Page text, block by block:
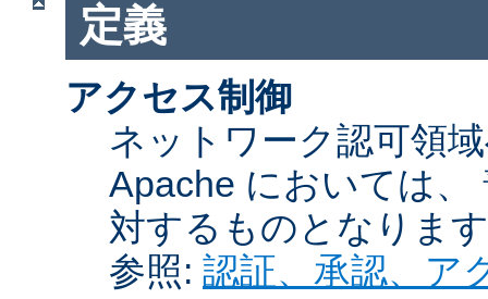
定義
アクセス制御
ネットワーク認可領
Apache においては
対するものとなりま
参照: 認証、承認、ア